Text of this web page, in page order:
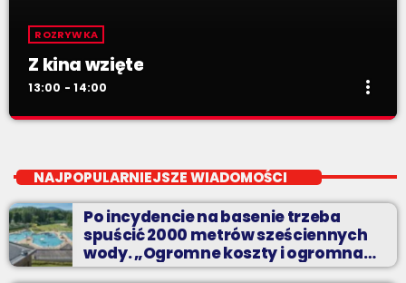
ROZRYWKA
Z kina wzięte
13:00 - 14:00 more_vert
Z Kina Wzięte to audycja w której film występuje roli głównej.
NAJPOPULARNIEJSZE WIADOMOŚCI
Po incydencie na basenie trzeba
spuścić 2000 metrów sześciennych
wody. „Ogromne koszty i ogromna
praca”